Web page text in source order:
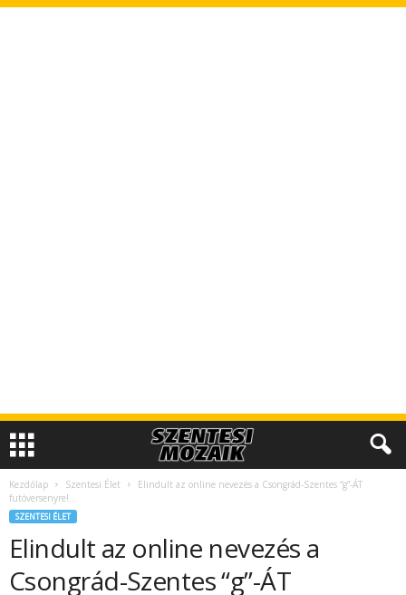
Kezdőlap Szentesi Élet
Elindult az online nevezés a Csongrád-Szentes “g”-ÁT
futóversenyre!…
SZENTESI ÉLET
Elindult az online nevezés a
Csongrád-Szentes “g”-ÁT